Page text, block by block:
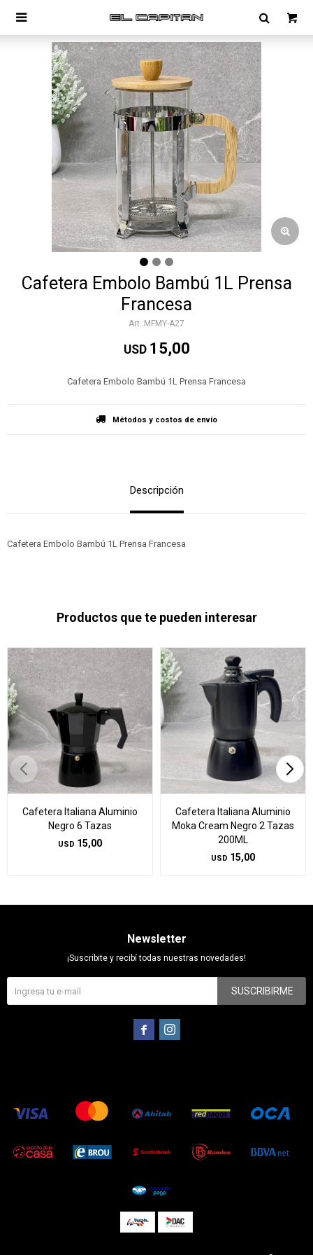

Cafetera Embolo Bambú 1L Prensa
Francesa
MFMY-A27
USD 15,00
Cafetera Embolo Bambú 1L Prensa Francesa
Métodos y costos de envío
Descripción
Cafetera Embolo Bambú 1L Prensa Francesa
Productos que te pueden interesar
Cafetera Italiana Aluminio
Negro 6 Tazas
USD 15,00
Cafetera Italiana Aluminio
Moka Cream Negro 2 Tazas
200ML
USD 15,00
Newsletter
¡Suscribite y recibí todas nuestras novedades!
SUSCRIBIRME
 